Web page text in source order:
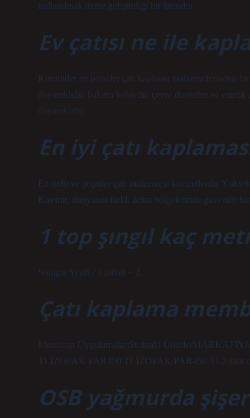
kullanılmak üzere geliştirdiği bir üründür.
Ev çatısı ne ile
Kiremitler en popüler çatı kaplama malzemelerinden
dayanıklıdır, bakımı kolaydır, çevre dostudur ve
dayanıklıdır.
En iyi çatı
En ünlü ve popüler çatı malzemesi kiremitlerdir.
Kiremit, dünyanın farklı iklim bölgelerinde güvenilir
1 top şıngıl kaç
Shingle Yeşili / 1 paket = 2.
Çatı kaplama
Membran UygulamalarıStoktaki
TLİZOPAK PAR450 TLİZOPAK PAR450 TL2 satır
OSB yağmurda